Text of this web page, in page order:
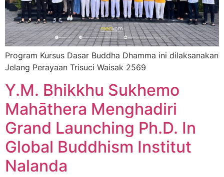
Program Kursus Dasar Buddha Dhamma ini dilaksanakan
Jelang Perayaan Trisuci Waisak 2569
Y.M. Bhikkhu Sukhemo
Mahāthera Menghadiri
Grand Launching Ph.D. In
Global Buddhism Institut
Nalanda